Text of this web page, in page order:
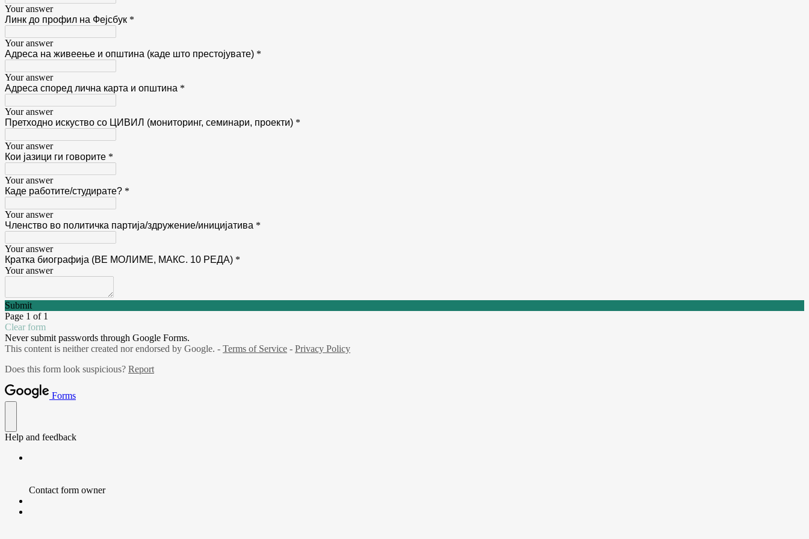
Your answer
Линк до профил на Фејсбук *
Your answer
Адреса на живеење и општина (каде што престојувате) *
Your answer
Адреса според лична карта и општина *
Your answer
Претходно искуство со ЦИВИЛ (мониторинг, семинари, проекти) *
Your answer
Кои јазици ги говорите *
Your answer
Каде работите/студирате? *
Your answer
Членство во политичка партија/здружение/иницијатива *
Your answer
Кратка биографија (ВЕ МОЛИМЕ, МАКС. 10 РЕДА) *
Your answer
Submit
Page 1 of 1
Clear form
Never submit passwords through Google Forms.
This content is neither created nor endorsed by Google. - Terms of Service - Privacy Policy
Does this form look suspicious? Report
Forms
Help and feedback
Contact form owner